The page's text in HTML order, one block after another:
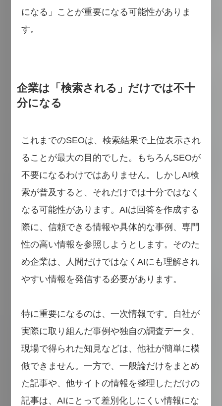
になる」ことが重要になる可能性がありま
す。
企業は「検索される」だけでは不十
分になる
これまでのSEOは、検索結果で上位表示され
ることが最大の目的でした。もちろんSEOが
不要になるわけではありません。しかしAI検
索が普及すると、それだけでは十分ではなく
なる可能性があります。AIは回答を作成する
際に、信頼できる情報や具体的な事例、専門
性の高い情報を参照しようとします。そのた
め企業は、人間だけではなくAIにも理解され
やすい情報を発信する必要があります。
特に重要になるのは、一次情報です。自社が
実際に取り組んだ事例や独自の調査データ、
現場で得られた知見などは、他社が簡単に模
倣できません。一方で、一般論だけをまとめ
た記事や、他サイトの情報を整理しただけの
記事は、AIにとって差別化しにくい情報にな